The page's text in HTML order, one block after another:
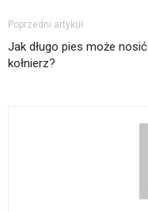
Poprzedni artykuł
Jak długo pies może nosić
kołnierz?